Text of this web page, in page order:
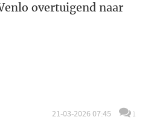
overtuigend naar
21-03-2026 07:45 1